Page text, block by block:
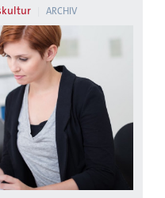
ARCHIV